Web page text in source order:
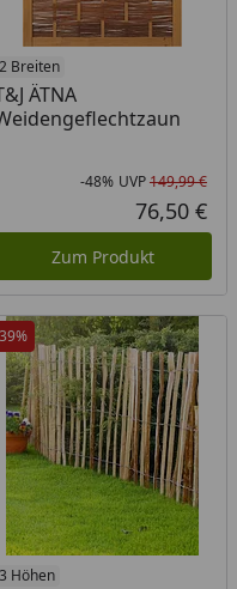
Preis
2 Breiten
ÄTNA
-48% UVP149,99 €
76,50 €
Zum Produkt
3 Höhen